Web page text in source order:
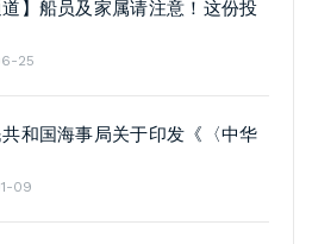
道】船员及家属请注意！这份投
25
和国海事局关于印发《〈中华
09